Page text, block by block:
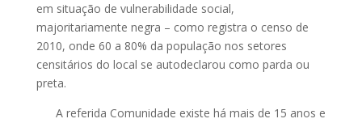
em situação de vulnerabilidade social,
majoritariamente negra – como registra o censo de
2010, onde 60 a 80% da população nos setores
censitários do local se autodeclarou como parda ou
preta.
A referida Comunidade existe há mais de 15 anos e